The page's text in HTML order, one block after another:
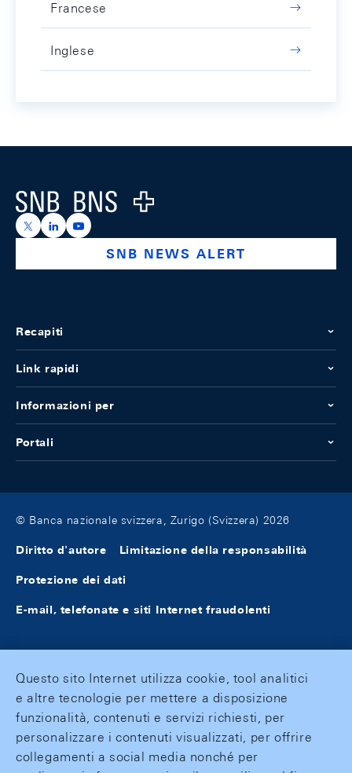
Francese
Inglese
Logo
https://x.com/snb_bns
https://ch.linkedin.com/company/swiss-national-
https://www.youtube.com/@swissnationalbank
SNB NEWS ALERT
Recapiti
Link rapidi
Informazioni per
Portali
© Banca nazionale svizzera, Zurigo (Svizzera) 2026
Diritto d'autore Limitazione della responsabilità
Protezione dei dati
E-mail, telefonate e siti Internet fraudolenti
Questo sito Internet utilizza cookie, tool analitici
e altre tecnologie per mettere a disposizione
funzionalità, contenuti e servizi richiesti, per
personalizzare i contenuti visualizzati, per offrire
collegamenti a social media nonché per